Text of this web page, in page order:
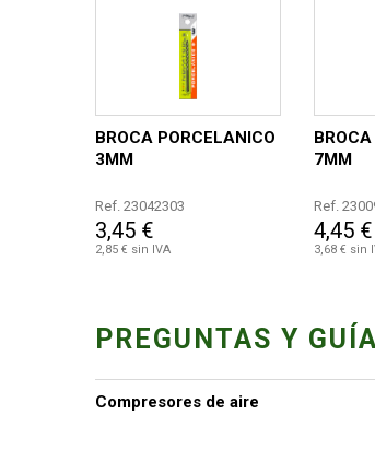
BROCA PORCELANICO
3MM
Ref. 23042303
3,45 €
2,85 € sin IVA
7MM
Ref.
4,45 €
3,68 € sin
PREGUNTAS Y
Compresores de aire